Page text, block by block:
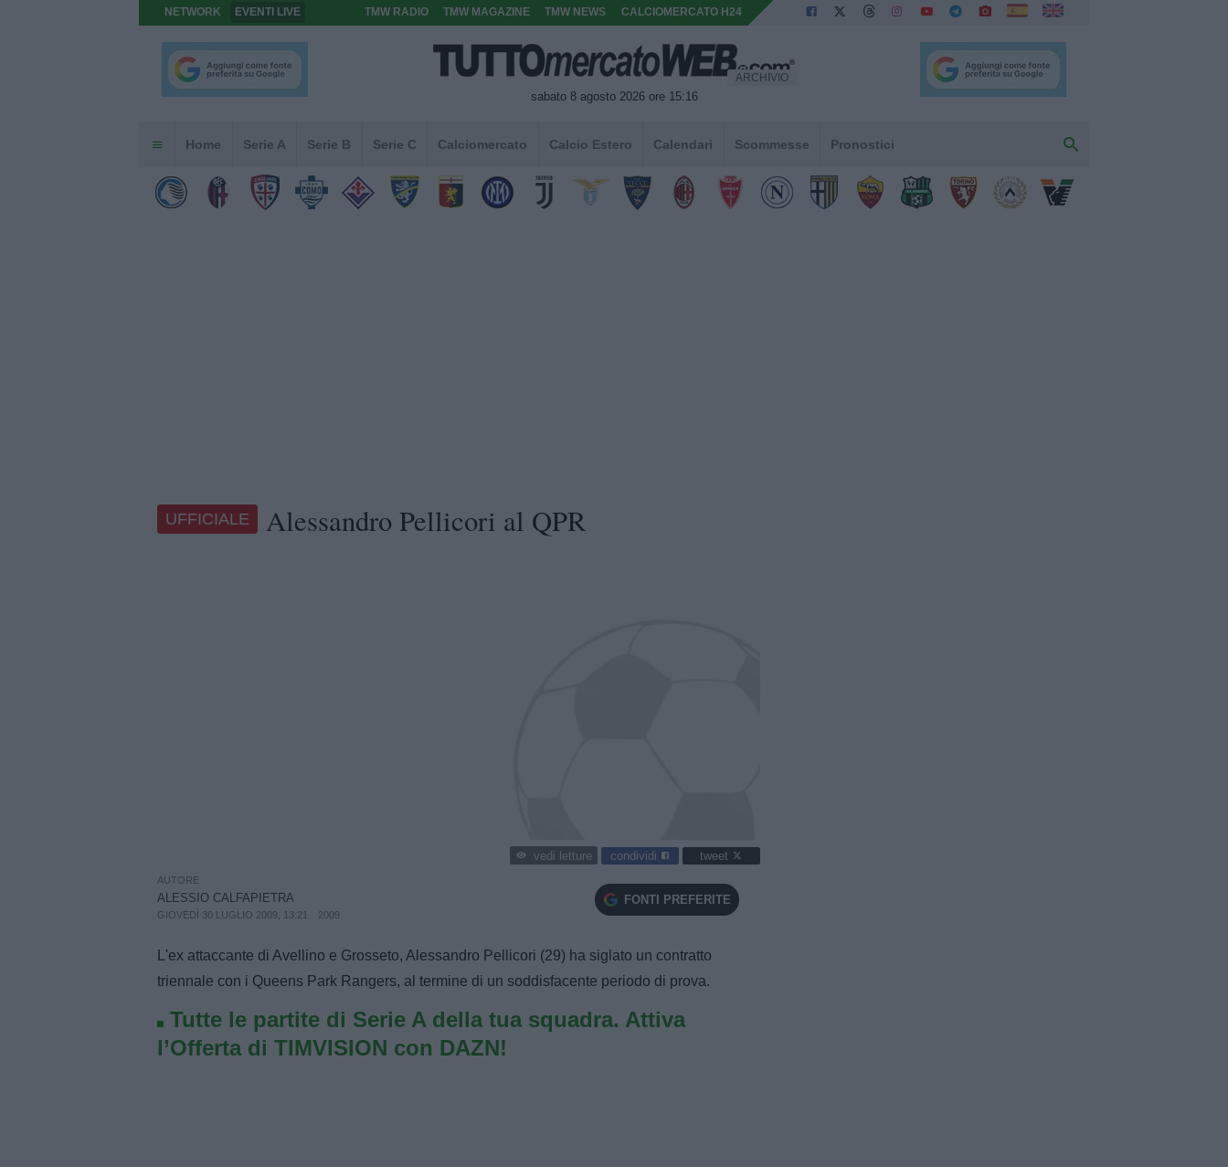
NETWORK EVENTI LIVE TMW RADIO TMW MAGAZINE TMW NEWS CALCIOMERCATO H24
sabato 8 agosto 2026 ore 15:16
ARCHIVIO
Home Serie A Serie B Serie C Calciomercato Calcio Estero Calendari Scommesse Pronostici
UFFICIALE Alessandro Pellicori al QPR
vedi letture condividi tweet
AUTORE
ALESSIO CALFAPIETRA
GIOVEDÌ 30 LUGLIO 2009, 13:21 2009
FONTI PREFERITE
L'ex attaccante di Avellino e Grosseto, Alessandro Pellicori (29) ha siglato un contratto
triennale con i Queens Park Rangers, al termine di un soddisfacente periodo di prova.
Tutte le partite di Serie A della tua squadra. Attiva
l’Offerta di TIMVISION con DAZN!